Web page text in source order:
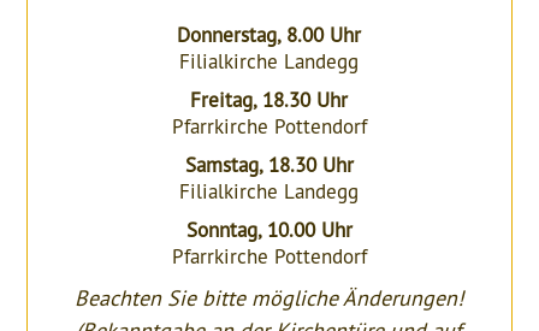
Donnerstag, 8.00 Uhr
Filialkirche Landegg
Freitag, 18.30 Uhr
Pfarrkirche Pottendorf
Samstag, 18.30 Uhr
Filialkirche Landegg
Sonntag, 10.00 Uhr
Pfarrkirche Pottendorf
Beachten Sie bitte mögliche Änderungen!